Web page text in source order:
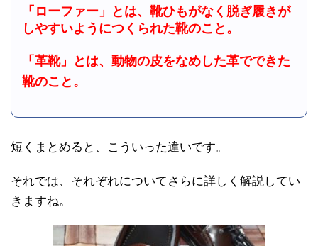
「ローファー」とは、靴ひもがなく脱ぎ履きが
しやすいようにつくられた靴のこと。
「革靴」とは、動物の皮をなめした革でできた
靴のこと。
短くまとめると、こういった違いです。
それでは、それぞれについてさらに詳しく解説してい
きますね。